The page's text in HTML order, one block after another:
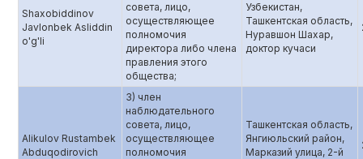
Shaxobiddinov
Javlonbek Asliddin
o'g'li
совета, лицо,
осуществляющее
полномочия
директора либо члена
правления этого
общества;
Узбекистан,
Ташкентская область,
Нуравшон Шахар,
доктор кучаси
Alikulov Rustambek
Abduqodirovich
3) член
наблюдательного
совета, лицо,
осуществляющее
полномочия
Ташкентская область,
Янгиюльский район,
Марказий улица, 2-й